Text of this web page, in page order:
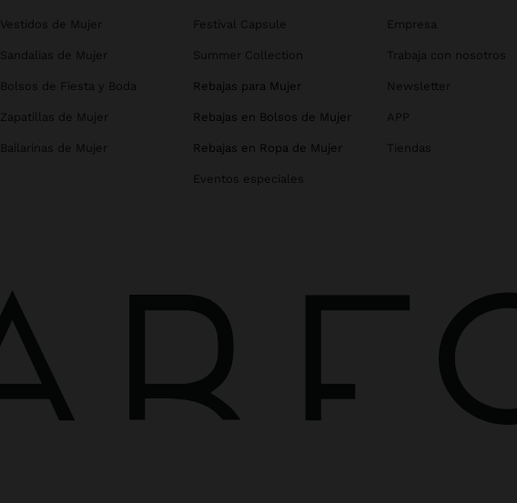
Vestidos de Mujer
Sandalias de Mujer
Bolsos de Fiesta y Boda
Zapatillas de Mujer
Bailarinas de Mujer
Festival Capsule
Summer Collection
Rebajas para Mujer
Rebajas en Bolsos de Mujer
Rebajas en Ropa de Mujer
Eventos especiales
Empresa
Trabaja con nosotros
Newsletter
APP
Tiendas